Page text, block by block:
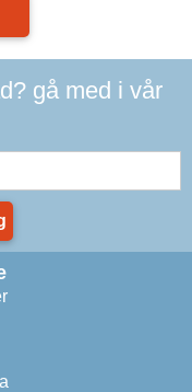
gå med i vår